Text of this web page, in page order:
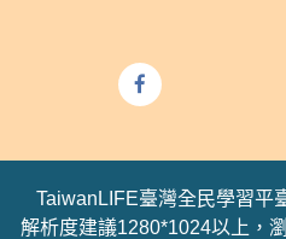
TaiwanLIFE臺灣全民學習平
解析度建議1280*1024以上，